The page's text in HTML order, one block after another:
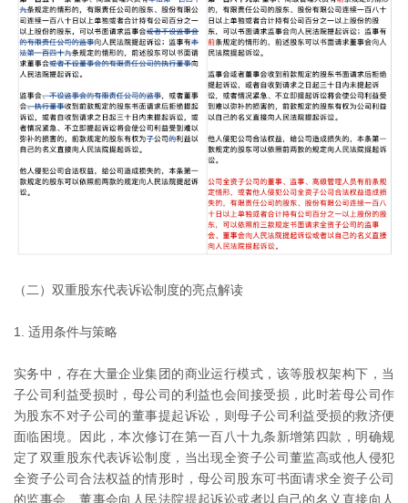
（二）双重股东代表诉讼制度的亮点解读
1. 适用条件与策略
实务中，存在大量企业集团的商业运行模式，该等股权架构下，当
子公司利益受损时，母公司的利益也会间接受损，此时若母公司作
为股东不对子公司的董事提起诉讼，则母子公司利益受损的救济便
面临困境。因此，本次修订在第一百八十九条新增第四款，明确规
定了双重股东代表诉讼制度，当出现全资子公司董监高或他人侵犯
全资子公司合法权益的情形时，母公司股东可书面请求全资子公司
的监事会、董事会向人民法院提起诉讼或者以自己的名义直接向人